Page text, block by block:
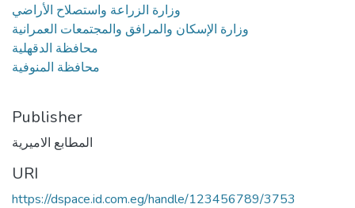
وزارة الزراعة واستصلاح الأراضي
وزارة الإسكان والمرافق والمجتمعات العمرانية
محافظة الدقهلية
محافظة المنوفية
Publisher
المطابع الاميرية
URI
https://dspace.id.com.eg/handle/123456789/3753